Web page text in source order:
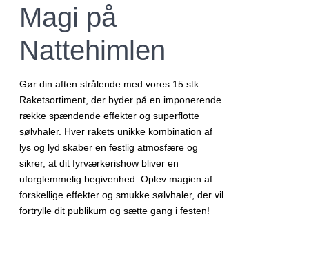
Magi på
Nattehimlen
Gør din aften strålende med vores 15 stk.
Raketsortiment, der byder på en imponerende
række spændende effekter og superflotte
sølvhaler. Hver rakets unikke kombination af
lys og lyd skaber en festlig atmosfære og
sikrer, at dit fyrværkerishow bliver en
uforglemmelig begivenhed. Oplev magien af
forskellige effekter og smukke sølvhaler, der vil
fortrylle dit publikum og sætte gang i festen!